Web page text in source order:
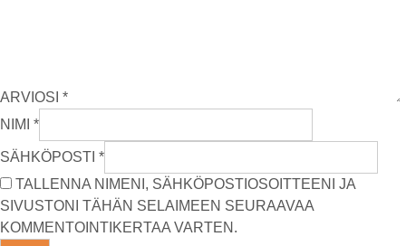
ARVIOSI *
NIMI *
SÄHKÖPOSTI *
TALLENNA NIMENI, SÄHKÖPOSTIOSOITTEENI JA
SIVUSTONI TÄHÄN SELAIMEEN SEURAAVAA
KOMMENTOINTIKERTAA VARTEN.